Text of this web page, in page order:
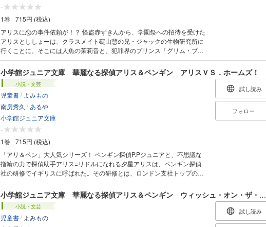
-
1巻
715円 (税込)
アリスに恋の事件依頼が！？ 怪盗赤ずきんから、学園祭への招待を受けた
アリスとししょーは、クラスメイト碇山憩の兄・ジャックの生物研究所に
行くことに。そこには人魚の茉莉音と、犯罪界のプリンス「グリム・ブラ
ザーズ」もいた！ なんでもジャックの遺伝子研究はとても価値のあるも
ので狙っているらしい。だけどその貴重な研究用の豆が発芽して、巨大な
豆の木が研究所を空高く押し上げてしまい！？ 他に「白雪と毒リンゴ」
事件や「アリババと恋」事件も！今回は博士（ドクター）アリスで華麗に
解決！ ※この作品は底本と同じクオリティのイラストが収録されていま
す。
小学館ジュニア文庫 華麗なる探偵アリス＆ペンギン アリスＶＳ．ホームズ！
小説・文芸
児童書/ よみもの
南房秀久 / あるや
小学館ジュニア文庫
-
1巻
715円 (税込)
「アリ＆ペン」大人気シリーズ！ ペンギン探偵P.Pジュニアと、不思議な
指輪の力で探偵助手アリス=リドルになれる夕星アリスは、ペンギン探偵
社の研修でイギリスに呼ばれた。その研修とは、ロンドン支社トップの探
偵シャーリー・ホームズから「科学捜査術」を教わること！ アリスは
「外国に来てまで勉強とは…」と落ち込む。さらに災難は続き、アリスた
ちが泊まっているおんぼろホテルに、ロンドン名物の幽霊が現れたり、博
物館でミイラと出会ったり、シャーリーから探偵勝負を挑まれたりで！？
※この作品は底本と同じクオリティのイラストが収録されています。
試し読み
フォロー
小学館ジュニア文庫 華麗なる探偵アリス＆ペンギン ウィッシュ・オン・ザ・スターズ
小説・文芸
児童書/ よみもの
試し読み